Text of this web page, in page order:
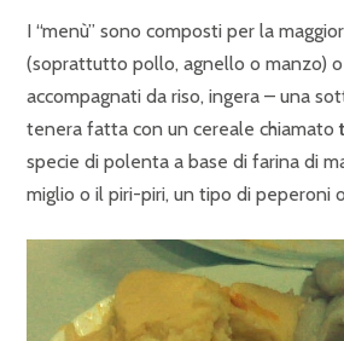
I “menù” sono composti per la
(soprattutto pollo, agnello o manzo)
accompagnati da riso, ingera – una
tenera fatta con un cereale chiamato
specie di polenta a base di farina di
miglio o il piri-piri, un tipo di peperoni